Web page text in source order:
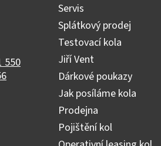
550
Servis
Splátkový prodej
Testovací kola
Jiří Vent
Dárkové poukazy
Jak posíláme kola
Prodejna
Pojištění kol